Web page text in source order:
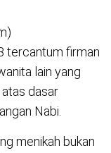
tercantum firman
lain yang
atas dasar
Nabi.
menikah bukan